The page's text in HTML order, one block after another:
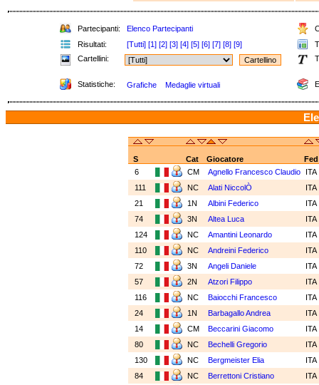
Partecipanti: Elenco Partecipanti
Risultati:
[Tutti] [1] [2] [3] [4] [5] [6] [7] [8] [9]
Cartellini:
Statistiche: Grafiche Medaglie virtuali
S Cat Giocatore
Fed
6
CM Agnello Francesco Claudio
ITA
111
NC Alati NiccolÒ
ITA
21
1N Albini Federico
ITA
74
3N Altea Luca
ITA
124
NC Amantini Leonardo
ITA
110
NC Andreini Federico
ITA
72
3N Angeli Daniele
ITA
57
2N Atzori Filippo
ITA
116
NC Baiocchi Francesco
ITA
24
1N Barbagallo Andrea
ITA
14
CM Beccarini Giacomo
ITA
80
NC Bechelli Gregorio
ITA
130
NC Bergmeister Elia
ITA
84
NC Berrettoni Cristiano
ITA